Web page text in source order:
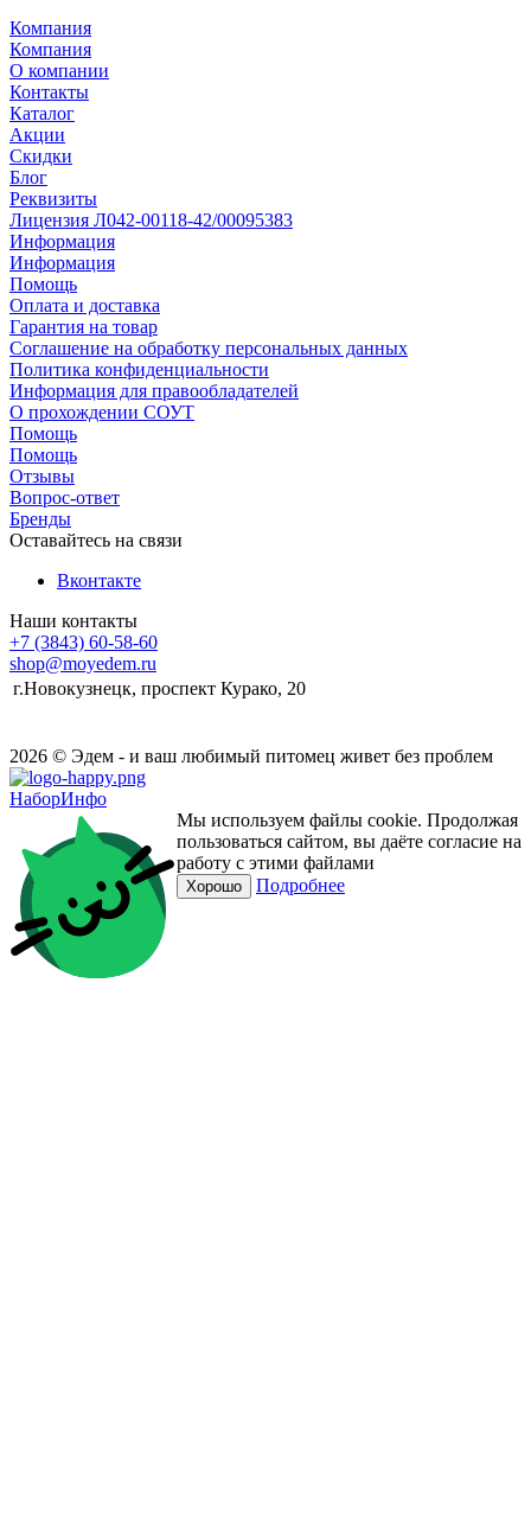
Компания
Компания
О компании
Контакты
Каталог
Акции
Скидки
Блог
Реквизиты
Лицензия Л042-00118-42/00095383
Информация
Информация
Помощь
Оплата и доставка
Гарантия на товар
Соглашение на обработку персональных данных
Политика конфиденциальности
Информация для правообладателей
О прохождении СОУТ
Помощь
Помощь
Отзывы
Вопрос-ответ
Бренды
Оставайтесь на связи
Вконтакте
Наши контакты
+7 (3843) 60-58-60
shop@moyedem.ru
г.Новокузнецк, проспект Курако, 20
2026 © Эдем - и ваш любимый питомец живет без проблем
НаборИнфо
Мы используем файлы cookie. Продолжая
пользоваться сайтом, вы даёте согласие на
работу с этими файлами
Хорошо Подробнее